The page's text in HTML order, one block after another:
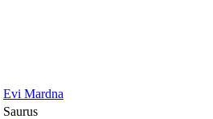
Evi Mardna
Saurus